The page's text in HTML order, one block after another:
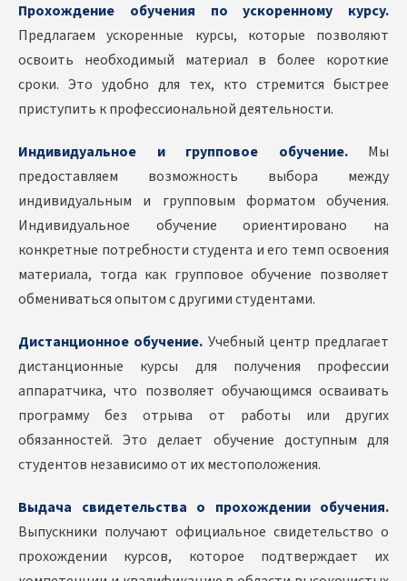
Прохождение обучения по ускоренному курсу.
Предлагаем ускоренные курсы, которые позволяют
освоить необходимый материал в более короткие
сроки. Это удобно для тех, кто стремится быстрее
приступить к профессиональной деятельности.
Индивидуальное и групповое обучение.Мы
предоставляем возможность выбора между
индивидуальным и групповым форматом обучения.
Индивидуальное обучение ориентировано на
конкретные потребности студента и его темп освоения
материала, тогда как групповое обучение позволяет
обмениваться опытом с другими студентами.
Дистанционное обучение. Учебный центр предлагает
дистанционные курсы для получения профессии
аппаратчика, что позволяет обучающимся осваивать
программу без отрыва от работы или других
обязанностей. Это делает обучение доступным для
студентов независимо от их местоположения.
Выдача свидетельства о прохождении обучения.
Выпускники получают официальное свидетельство о
прохождении курсов, которое подтверждает их